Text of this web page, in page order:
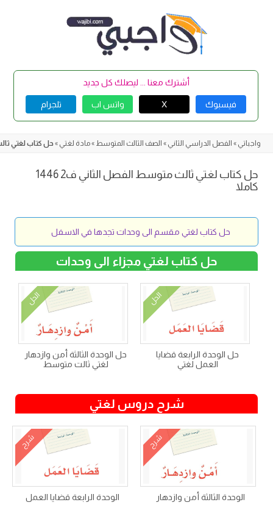
أشترك معنا ... ليصلك كل جديد
فيسبوك X واتس اب تلجرام
واجباتي » الفصل الدراسي الثاني » الصف الثالث المتوسط »مادة لغتي » حل كتاب لغتي ثالث
حل كتاب لغتي ثالث متوسط الفصل الثاني ف2 1446
كاملا
حل كتاب لغتي مقسم الى وحدات تجدها في الاسفل
حل كتاب لغتي مجزاء الى وحدات
الحل
حل الوحدة الرابعة قضايا
العمل لغتي
الحل
حل الوحدة الثالثة أمن وازدهار
لغتي ثالت متوسط
شرح دروس لغتي
شرح
الوحدة الثالثة أمن وازدهار
شرح
الوحدة الرابعة قضايا العمل